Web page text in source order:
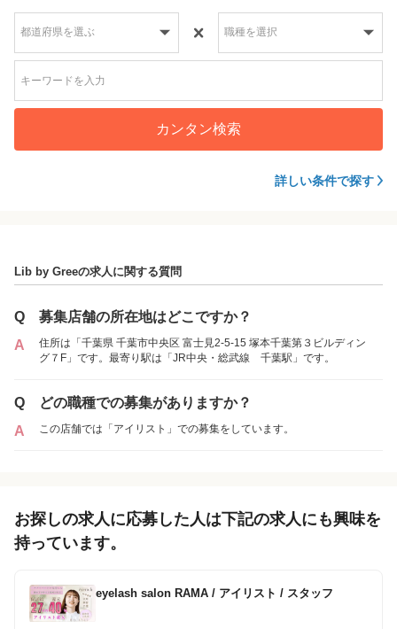
カンタン検索
詳しい条件で探す
Lib by Greeの求人に関する質問
Q
募集店舗の所在地はどこですか？
A
住所は「千葉県 千葉市中央区 富士見2-5-15 塚本千葉第３ビルディン
グ７F」です。最寄り駅は「JR中央・総武線 千葉駅」です。
Q
どの職種での募集がありますか？
A
この店舗では「アイリスト」での募集をしています。
お探しの求人に応募した人は下記の求人にも興味を
持っています。
eyelash salon RAMA / アイリスト / スタッフ